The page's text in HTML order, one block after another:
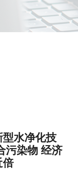
水净化技
污染物 经济
倍